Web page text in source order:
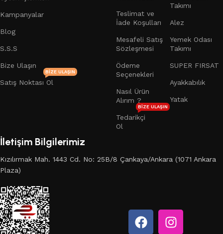
Kampanyalar
Blog
S.S.S
Bize Ulaşın
Satış Noktası Ol
BIZE ULAŞIN
Teslimat ve
İade Koşulları
Mesafeli Satış
Sözleşmesi
Ödeme
Seçenekleri
Nasıl Ürün
Alırım ?
Tedarikçi
Ol
BIZE ULAŞIN
Takımı
Alez
Yemek Odası
Takımı
SUPER FIRSAT
Ayakkabılık
Yatak
İletişim Bilgilerimiz
Kızılırmak Mah. 1443 Cd. No: 25B/8 Çankaya/Ankara (1071 Ankara
Plaza)